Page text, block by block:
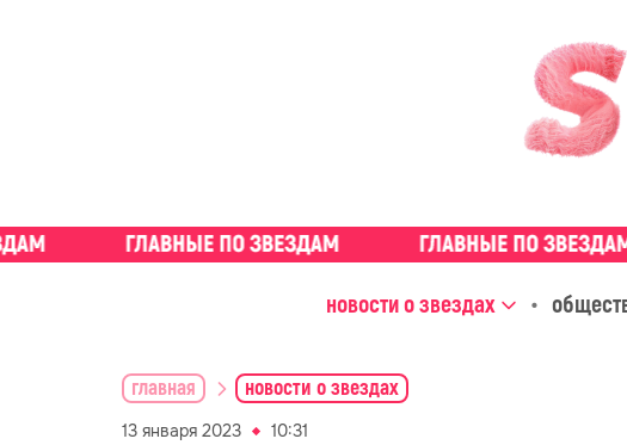
новости о звездах
главная новости о звездах
13 января 2023 10:31